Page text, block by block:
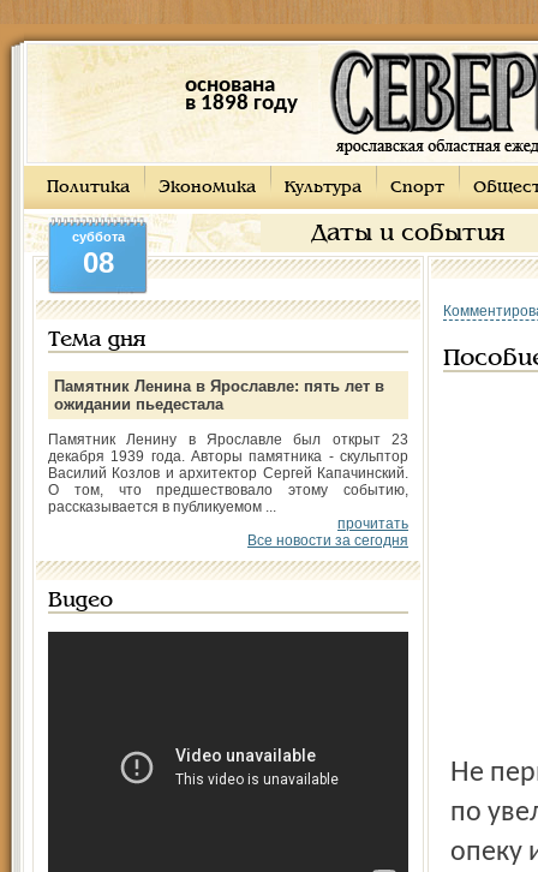
основана
в 1898 году
Политика Экономика Культура Спорт
Даты и события
суббота
08
Тема дня
Памятник Ленина в Ярославле: пять лет в
ожидании пьедестала
Памятник Ленину в Ярославле был открыт 23
декабря 1939 года. Авторы памятника - скульптор
Василий Козлов и архитектор Сергей Капачинский.
О том, что предшествовало этому событию,
рассказывается в публикуемом ...
прочитать
Все новости за сегодня
Видео
Не первый год власти нашего региона принимают меры
по
опеку